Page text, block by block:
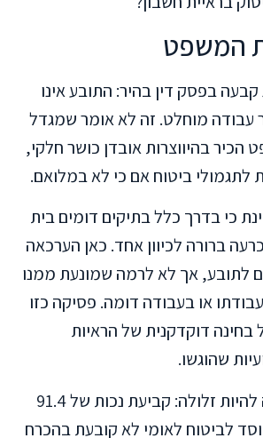
המשפט
בפסק דין בהיר: התובע אינו
עבודה מוחלט. זה לא אומר שמגדל
בהיווצרות אובדן כושר חלקי,
לתגמולי ביטוח אם כי לא במלואם.
כי בדרך כלל בתיקים דומים בית
ברורה לכיוון אחד. כאן הערכאה
לתובע, אך לא לרמה שמונעת ממנו
או בעבודה דומה. פסיקה כזו
בחינה דוקדקנית של הראיות
שהוגשו.
נקודה שלא יכולה להיות זלולה: קביעת נכות של 91.4
לביטוח לאומי לא קובעת בהכרח